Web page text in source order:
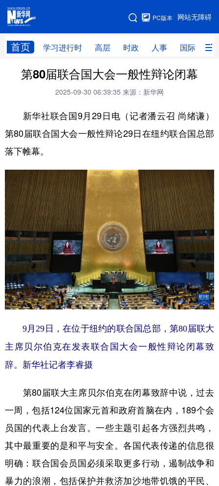
网站无障碍
PC版本
首页 学习进行时 高层 时政 人事 国际 财
网站地图
学习进行时 高层 时政 人事
财经 网评
台湾 思客智库 全球连线 教育
科技 科创 量子 体育
文化
访谈 视频 图片 政务
法律 中央文件 金融 汽车
食品 人居 信息化 数字经济
学术中国 乡村振兴 银龄 溯源中国
城市 旅游 能源 会展
彩票 娱乐 时尚 悦读
公益 一带一路 亚太网 上市公司
山东 河南 湖北 湖南
广东 广西 海南 重庆
四川 贵州 云南 西藏
第80届联合国大会一般性辩论闭幕
2025-09-30 06:39:35 来源：新华网
新华社联合国9月29日电（记者潘云召 尚绪谦）
第80届联合国大会一般性辩论29日在纽约联合国总部
落下帷幕。
9月29日，在位于纽约的联合国总部，第80届联大
主席贝尔伯克在发表联合国大会一般性辩论闭幕致
辞。 新华社记者李睿摄
第80届联大主席贝尔伯克在闭幕致辞中说，过去
一周，包括124位国家元首和政府首脑在内，189个会
员国的代表上台发言。一些主题引起各方强烈共鸣，
其中最重要的是和平与安全。各国代表传递的信息很
明确：联合国会员国必须采取更多行动，遏制战争和
暴力的浪潮，包括保护并救济加沙地带饥饿的平民、